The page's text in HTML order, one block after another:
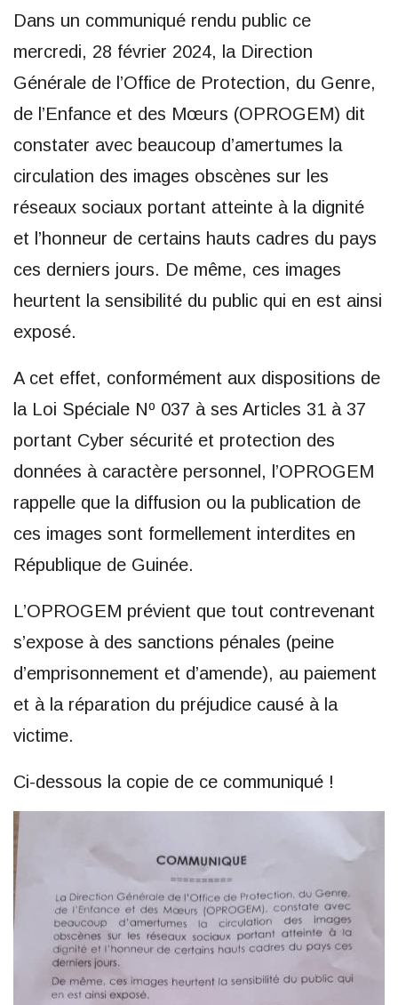
Dans un communiqué rendu public ce
mercredi, 28 février 2024, la Direction
Générale de l’Office de Protection, du Genre,
de l’Enfance et des Mœurs (OPROGEM) dit
constater avec beaucoup d’amertumes la
circulation des images obscènes sur les
réseaux sociaux portant atteinte à la dignité
et l’honneur de certains hauts cadres du pays
ces derniers jours. De même, ces images
heurtent la sensibilité du public qui en est ainsi
exposé.
A cet effet, conformément aux dispositions de
la Loi Spéciale Nº 037 à ses Articles 31 à 37
portant Cyber sécurité et protection des
données à caractère personnel, l’OPROGEM
rappelle que la diffusion ou la publication de
ces images sont formellement interdites en
République de Guinée.
L’OPROGEM prévient que tout contrevenant
s’expose à des sanctions pénales (peine
d’emprisonnement et d’amende), au paiement
et à la réparation du préjudice causé à la
victime.
Ci-dessous la copie de ce communiqué !